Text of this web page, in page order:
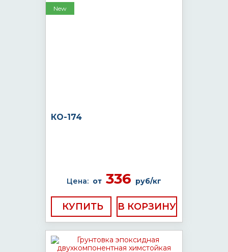
New
КО-174
Цена: от 336 руб/кг
КУПИТЬ